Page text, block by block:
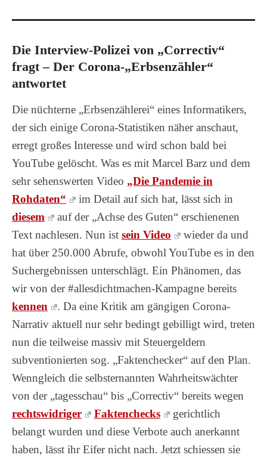
Die Interview-Polizei von „Correctiv“
fragt – Der Corona-„Erbsenzähler“
antwortet
Die nüchterne „Erbsenzählerei“ eines Informatikers,
der sich einige Corona-Statistiken näher anschaut,
erregt großes Interesse und wird schon bald bei
YouTube gelöscht. Was es mit Marcel Barz und dem
sehr sehenswerten Video „Die Pandemie in
Rohdaten“
im Detail auf sich hat, lässt sich in
diesem
auf der „Achse des Guten“ erschienenen
Text nachlesen. Nun ist sein Video
wieder da und
hat über 250.000 Abrufe, obwohl YouTube es in den
Suchergebnissen unterschlägt. Ein Phänomen, das
wir von der #allesdichtmachen-Kampagne bereits
kennen
. Da eine Kritik am gängigen Corona-
Narrativ aktuell nur sehr bedingt gebilligt wird, treten
nun die teilweise massiv mit Steuergeldern
subventionierten sog. „Faktenchecker“ auf den Plan.
Wenngleich die selbsternannten Wahrheitswächter
von der „tagesschau“ bis „Correctiv“ bereits wegen
rechtswidriger
Faktenchecks
gerichtlich
belangt wurden und diese Verbote auch anerkannt
haben, lässt ihr Eifer nicht nach. Jetzt schiessen sie